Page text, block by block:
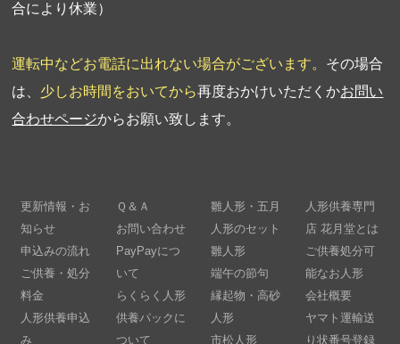
合により休業）
運転中などお電話に出れない場合がございます。 その場合
は、 少しお時間をおいてから再度おかけいただくかお問い
合わせページからお願い致します。
更新情報・お
知らせ
申込みの流れ
ご供養・処分
料金
人形供養申込
み
Ｑ＆Ａ
お問い合わせ
PayPayにつ
いて
らくらく人形
供養パックに
ついて
雛人形・五月
人形のセット
雛人形
端午の節句
縁起物・高砂
人形
市松人形
人形供養専門
店 花月堂とは
ご供養処分可
能なお人形
会社概要
ヤマト運輸送
り状番号登録